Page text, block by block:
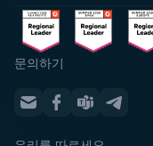
문의하기